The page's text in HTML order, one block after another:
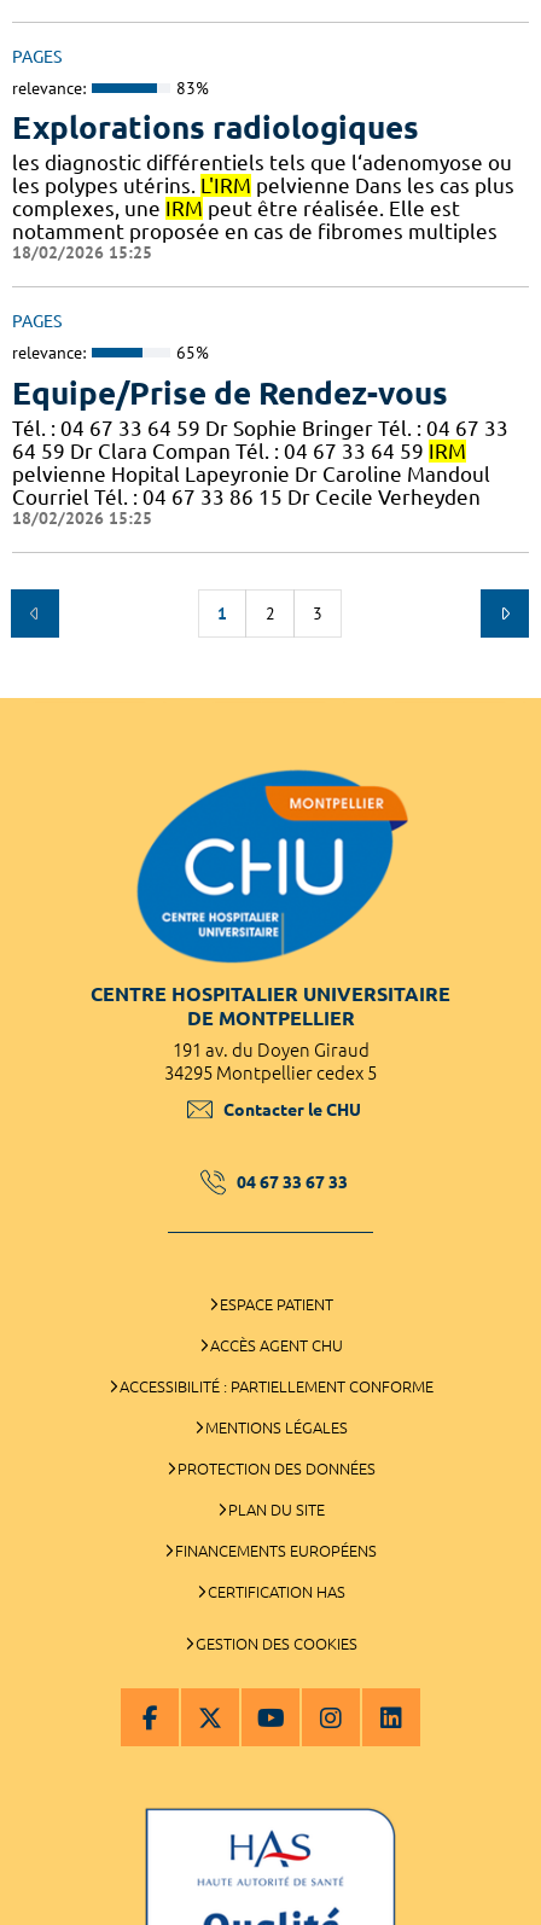
PAGES
relevance: 83%
Explorations radiologiques
les diagnostic différentiels tels que l‘adenomyose ou
les polypes utérins. L'IRM pelvienne Dans les cas plus
complexes, une IRM peut être réalisée. Elle est
notamment proposée en cas de fibromes multiples
18/02/2026 15:25
PAGES
relevance: 65%
Equipe/Prise de Rendez-vous
Tél. : 04 67 33 64 59 Dr Sophie Bringer Tél. : 04 67 33
64 59 Dr Clara Compan Tél. : 04 67 33 64 59 IRM
pelvienne Hopital Lapeyronie Dr Caroline Mandoul
Courriel Tél. : 04 67 33 86 15 Dr Cecile Verheyden
18/02/2026 15:25
1 2 3
CENTRE HOSPITALIER UNIVERSITAIRE
DE MONTPELLIER
191 av. du Doyen Giraud
34295 Montpellier cedex 5
Contacter le CHU
04 67 33 67 33
ESPACE PATIENT
ACCÈS AGENT CHU
ACCESSIBILITÉ : PARTIELLEMENT CONFORME
MENTIONS LÉGALES
PROTECTION DES DONNÉES
PLAN DU SITE
FINANCEMENTS EUROPÉENS
CERTIFICATION HAS
GESTION DES COOKIES